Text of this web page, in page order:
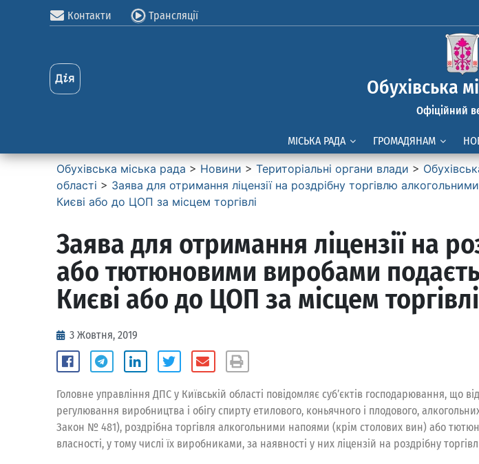
Контакти Трансляції
Обухівська
Офіційний
МІСЬКА РАДА ГРОМАДЯНАМ
Обухівська міська рада > Новини > Територіальні органи влади >
області > Заява для отримання ліцензії на роздрібну торгівлю
Києві або до ЦОП за місцем торгівлі
Заява для отримання ліцензії на
або тютюновими виробами
Києві або до ЦОП за місцем торгівлі
3 Жовтня, 2019
Головне управління ДПС у Київській області повідомляє суб’єктів господарювання, що
регулювання виробництва і обігу спирту етилового, коньячного і плодового,
Закон № 481), роздрібна торгівля алкогольними напоями (крім столових вин) або
власності, у тому числі їх виробниками, за наявності у них ліцензій на роздрібну